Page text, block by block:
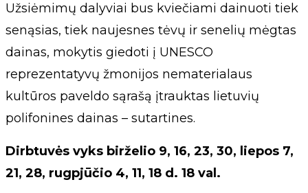
Užsiėmimų dalyviai bus kviečiami dainuoti tiek
senąsias, tiek naujesnes tėvų ir senelių mėgtas
dainas, mokytis giedoti į UNESCO
reprezentatyvų žmonijos nematerialaus
kultūros paveldo sąrašą įtrauktas lietuvių
polifonines dainas – sutartines.
Dirbtuvės vyks birželio 9, 16, 23, 30, liepos 7,
21, 28, rugpjūčio 4, 11, 18 d. 18 val.